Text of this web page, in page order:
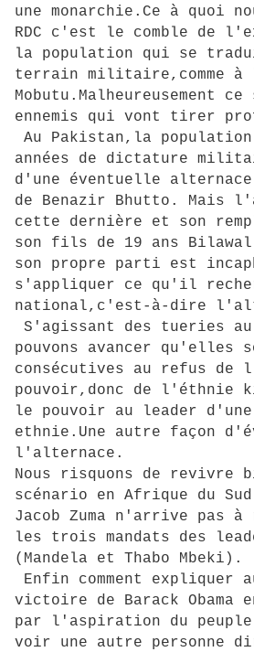
une monarchie.Ce à quoi
RDC c'est le comble de
la population qui se
terrain militaire,comme à
Mobutu.Malheureusement
ennemis qui vont tirer
Au Pakistan,la
années de dictature
d'une éventuelle
de Benazir Bhutto. Mais
cette dernière et son
son fils de 19 ans Bilawal
son propre parti est
s'appliquer ce qu'il
national,c'est-à-dire
S'agissant des tueries au
pouvons avancer qu'elles
consécutives au refus de
pouvoir,donc de l'éthnie
le pouvoir au leader
ethnie.Une autre façon
l'alternace.
Nous risquons de revivre
scénario en Afrique du
Jacob Zuma n'arrive pas à
les trois mandats des
(Mandela et Thabo Mbeki).
Enfin comment expliquer
victoire de Barack Obama
par l'aspiration du peuple
voir une autre personne